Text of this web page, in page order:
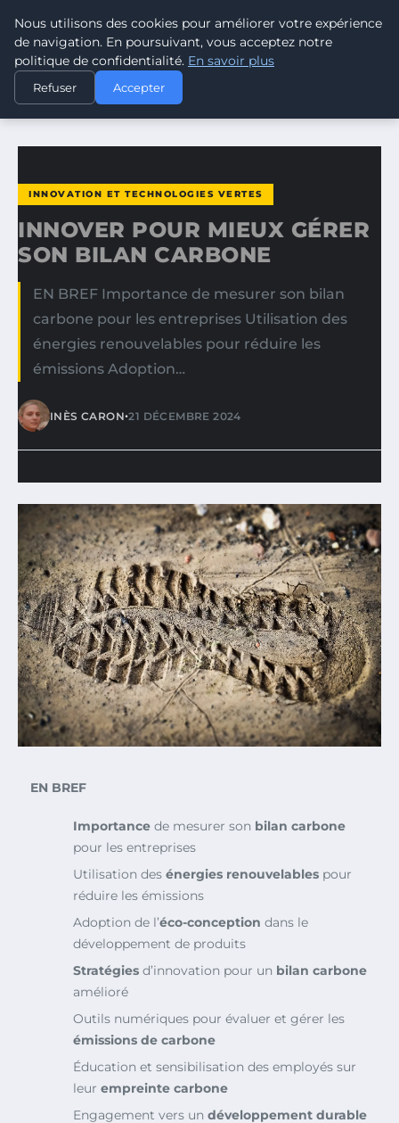
CLIMATE GUARDIAN
ACCUEIL
INNOVATION ET TECHNOLOGIES VERTES
INNOVER POUR MIEUX GÉRER SON BILAN CARBONE
INNOVATION ET TECHNOLOGIES VERTES
INNOVER POUR MIEUX GÉRER
SON BILAN CARBONE
EN BREF Importance de mesurer son bilan
carbone pour les entreprises Utilisation des
énergies renouvelables pour réduire les
émissions Adoption…
INÈS CARON•21 DÉCEMBRE 2024
EN BREF
Importance de mesurer son bilan carbone
pour les entreprises
Utilisation des énergies renouvelables pour
réduire les émissions
Adoption de l’éco-conception dans le
développement de produits
Stratégies d’innovation pour un bilan carbone
amélioré
Outils numériques pour évaluer et gérer les
émissions de carbone
Éducation et sensibilisation des employés sur
leur empreinte carbone
Engagement vers un développement durable
Nous utilisons des cookies pour améliorer votre expérience
de navigation. En poursuivant, vous acceptez notre
politique de confidentialité. En savoir plus
Refuser Accepter